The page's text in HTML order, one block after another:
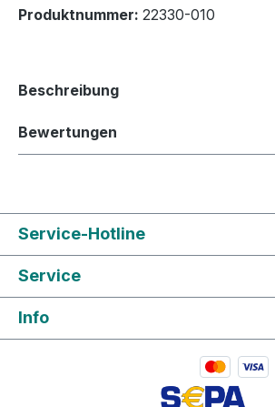
Produktnummer: 22330-010
Beschreibung
Bewertungen
Service-Hotline
Service
Info